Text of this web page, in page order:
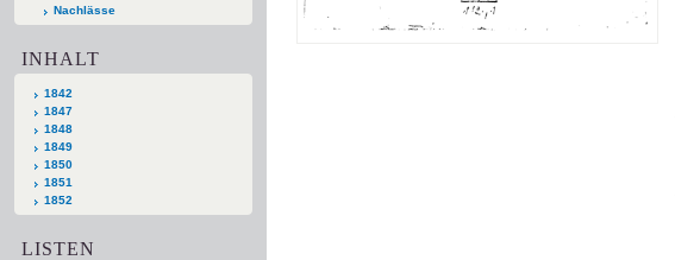
Nachlässe
INHALT
1842
1847
1848
1849
1850
1851
1852
LISTEN